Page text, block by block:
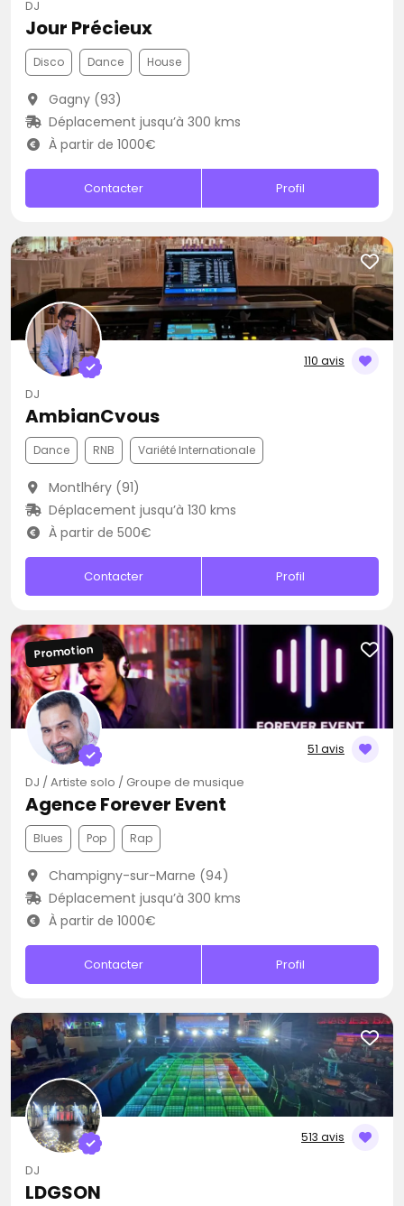
DJ
Jour Précieux
Disco Dance House
Gagny (93)
Déplacement jusqu’à 300 kms
À partir de 1000€
Contacter Profil
110 avis
DJ
AmbianCvous
Dance RNB Variété Internationale
Montlhéry (91)
Déplacement jusqu’à 130 kms
À partir de 500€
Contacter Profil
51 avis
Promotion
DJ / Artiste solo / Groupe de musique
Agence Forever Event
Blues Pop Rap
Champigny-sur-Marne (94)
Déplacement jusqu’à 300 kms
À partir de 1000€
Contacter Profil
513 avis
DJ
LDGSON